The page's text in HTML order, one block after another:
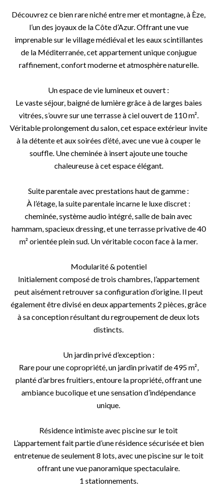
Découvrez ce bien rare niché entre mer et montagne, à Èze,
l’un des joyaux de la Côte d’Azur. Offrant une vue
imprenable sur le village médiéval et les eaux scintillantes
de la Méditerranée, cet appartement unique conjugue
raffinement, confort moderne et atmosphère naturelle.
Un espace de vie lumineux et ouvert :
Le vaste séjour, baigné de lumière grâce à de larges baies
vitrées, s’ouvre sur une terrasse à ciel ouvert de 110 m².
Véritable prolongement du salon, cet espace extérieur invite
à la détente et aux soirées d’été, avec une vue à couper le
souffle. Une cheminée à insert ajoute une touche
chaleureuse à cet espace élégant.
Suite parentale avec prestations haut de gamme :
À l’étage, la suite parentale incarne le luxe discret :
cheminée, système audio intégré, salle de bain avec
hammam, spacieux dressing, et une terrasse privative de 40
m² orientée plein sud. Un véritable cocon face à la mer.
Modularité & potentiel
Initialement composé de trois chambres, l’appartement
peut aisément retrouver sa configuration d’origine. Il peut
également être divisé en deux appartements 2 pièces, grâce
à sa conception résultant du regroupement de deux lots
distincts.
Un jardin privé d’exception :
Rare pour une copropriété, un jardin privatif de 495 m²,
planté d’arbres fruitiers, entoure la propriété, offrant une
ambiance bucolique et une sensation d’indépendance
unique.
Résidence intimiste avec piscine sur le toit
L’appartement fait partie d’une résidence sécurisée et bien
entretenue de seulement 8 lots, avec une piscine sur le toit
offrant une vue panoramique spectaculaire.
1 stationnements.